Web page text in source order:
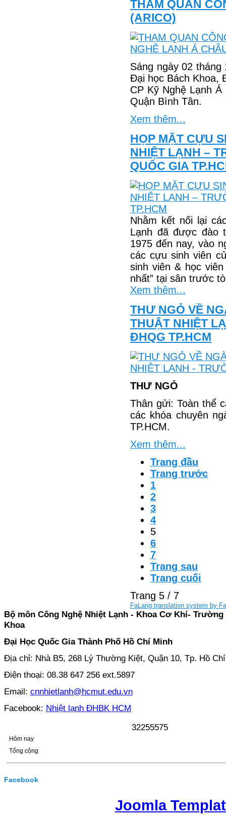
THAM QUAN
(ARICO)
Sáng ngày 02
Đại học Bách Khoa,
CP Kỹ Nghệ Lạnh
Quận Bình Tân.
Xem thêm...
HỌP MẶT CỰU
NHIỆT LẠNH –
QUỐC GIA
Nhằm kết nối lại
Lạnh đã được đào
1975 đến nay, vào
các cựu sinh viên
sinh viên & học
nhất” tại sân trước
Xem thêm...
THƯ NGỎ VỀ
THUẬT NHIỆT
ĐHQG TP.HCM
THƯ NGỎ
Thân gửi: Toàn thể
các khóa chuyên
TP.HCM.
Xem thêm...
Trang đầu
Trang trước
1
2
3
4
5
6
7
Trang sau
Trang cuối
Trang 5 / 7
FaLang translation system by
Bộ môn Công Nghệ Nhiệt Lạnh - Khoa Cơ Khí-
Khoa
Đại Học Quốc Gia Thành Phố Hồ Chí Minh
Địa chỉ: Nhà B5, 268 Lý Thường Kiệt, Quận 10, Tp. Hồ
Điện thoại: 08.38 647 256 ext.5897
Email: cnnhietlanh@hcmut.edu.vn
Facebook: Nhiệt lạnh ĐHBK HCM
32255575
Hôm nay
Tổng cộng
Facebook
Joomla